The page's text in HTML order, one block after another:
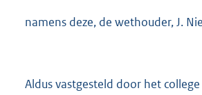
namens deze, de wethouder, J.
Aldus vastgesteld door het